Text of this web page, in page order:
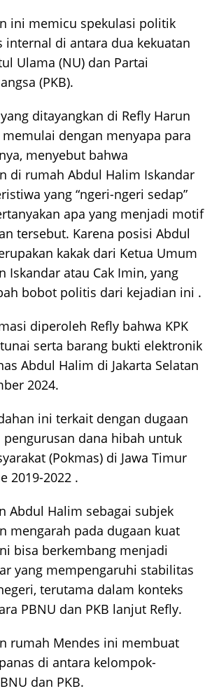
ini memicu spekulasi politik
internal di antara dua kekuatan
Ulama (NU) dan Partai
(PKB).
ditayangkan di Refly Harun
memulai dengan menyapa para
menyebut bahwa
di rumah Abdul Halim Iskandar
yang “ngeri-ngeri sedap”
apa yang menjadi motif
tersebut. Karena posisi Abdul
kakak dari Ketua Umum
Iskandar atau Cak Imin, yang
bobot politis dari kejadian ini .
diperoleh Refly bahwa KPK
serta barang bukti elektronik
Abdul Halim di Jakarta Selatan
2024.
ini terkait dengan dugaan
dana hibah untuk
(Pokmas) di Jawa Timur
2019-2022 .
Abdul Halim sebagai subjek
mengarah pada dugaan kuat
bisa berkembang menjadi
yang mempengaruhi stabilitas
terutama dalam konteks
PBNU dan PKB lanjut Refly.
rumah Mendes ini membuat
di antara kelompok-
dan PKB.